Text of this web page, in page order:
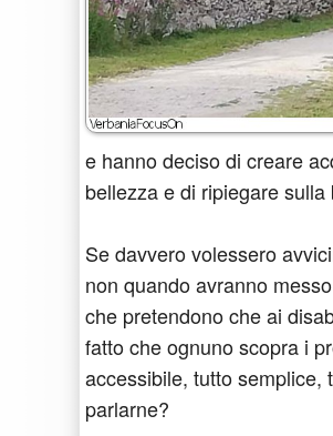
e hanno deciso di creare
bellezza e di ripiegare
Se davvero volessero
non quando avranno
che pretendono che ai
fatto che ognuno scopra i
accessibile, tutto semplice,
parlarne?